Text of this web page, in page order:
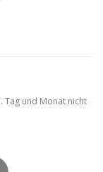
Tag und Monat nicht